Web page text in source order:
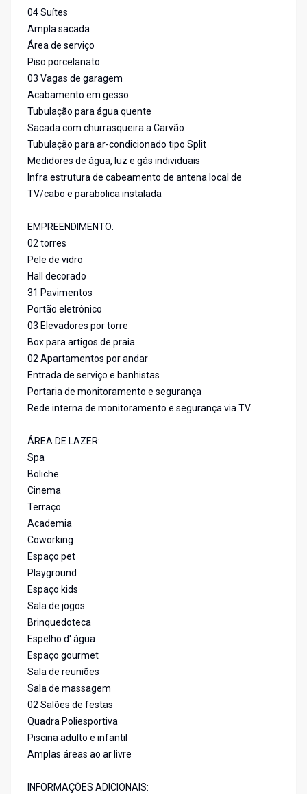
04 Suítes
Ampla sacada
Área de serviço
Piso porcelanato
03 Vagas de garagem
Acabamento em gesso
Tubulação para água quente
Sacada com churrasqueira a Carvão
Tubulação para ar-condicionado tipo Split
Medidores de água, luz e gás individuais
Infra estrutura de cabeamento de antena local de
TV/cabo e parabolica instalada
EMPREENDIMENTO:
02 torres
Pele de vidro
Hall decorado
31 Pavimentos
Portão eletrônico
03 Elevadores por torre
Box para artigos de praia
02 Apartamentos por andar
Entrada de serviço e banhistas
Portaria de monitoramento e segurança
Rede interna de monitoramento e segurança via TV
ÁREA DE LAZER:
Spa
Boliche
Cinema
Terraço
Academia
Coworking
Espaço pet
Playground
Espaço kids
Sala de jogos
Brinquedoteca
Espelho d' água
Espaço gourmet
Sala de reuniões
Sala de massagem
02 Salões de festas
Quadra Poliesportiva
Piscina adulto e infantil
Amplas áreas ao ar livre
INFORMAÇÕES ADICIONAIS: